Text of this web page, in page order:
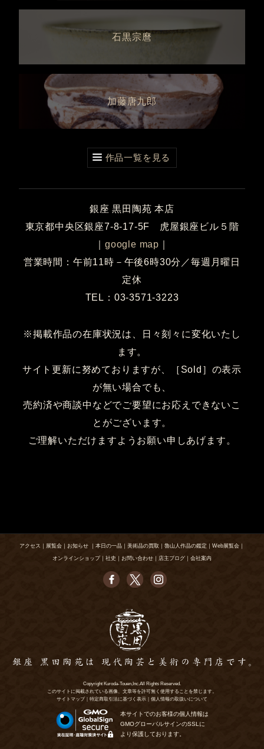
石黒宗麿
加藤唐九郎
作品一覧を見る
銀座 黒田陶苑 本店
東京都中央区銀座7-8-17-5F 虎屋銀座ビル５階
google map
営業時間：午前11時－午後6時30分／毎週月曜日
定休
TEL：03-3571-3223
※掲載作品の在庫状況は、日々刻々に変化いたし
ます。
サイト更新に努めておりますが、［Sold］の表示
が無い場合でも、
売約済や商談中などでご要望にお応えできないこ
とがございます。
ご理解いただけますようお願い申しあげます。
アクセス ｜ 展覧会 ｜ お知らせ ｜ 本日の一品 ｜ 美術品の買取 ｜ 魯山人作品の鑑定 ｜ Web展覧会 ｜
オンラインショップ｜ 社史 ｜ お問い合わせ ｜ 店主ブログ ｜ 会社案内
Copyright Kuroda-Touen,Inc.All Rights Reserved.
このサイトに掲載されている画像、文章等を許可無く使用することを禁じます。
サイトマップ
特定商取引法に基づく表示 個人情報の取扱いについて
本サイトでのお客様の個人情報は
GMOグローバルサインのSSLに
より保護しております。